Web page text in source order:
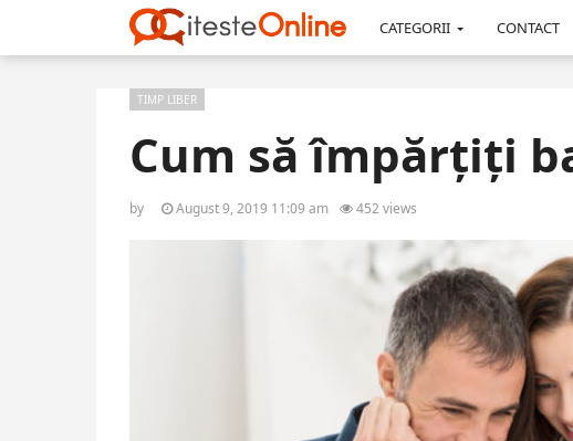
CATEGORII CONTACT
Cum să împărțiți
TIMP LIBER
by August 9, 2019 11:09 am 452 views